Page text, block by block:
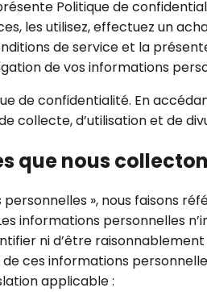
Politique de
les utilisez, effectuez un
de service et la
de vos informations
de confidentialité. En
collecte, d’utilisation et de
que nous
personnelles », nous faisons
informations personnelles
ni d’être
ces informations
applicable :